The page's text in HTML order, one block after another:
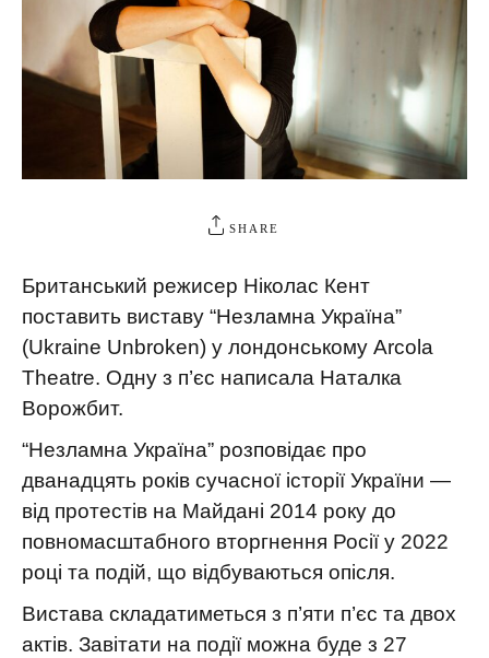
SHARE
Британський режисер Ніколас Кент
поставить виставу “Незламна Україна”
(Ukraine Unbroken) у лондонському Arcola
Theatre. Одну з п’єс написала Наталка
Ворожбит.
“Незламна Україна” розповідає про
дванадцять років сучасної історії України —
від протестів на Майдані 2014 року до
повномасштабного вторгнення Росії у 2022
році та подій, що відбуваються опісля.
Вистава складатиметься з п’яти п’єс та двох
актів. Завітати на події можна буде з 27